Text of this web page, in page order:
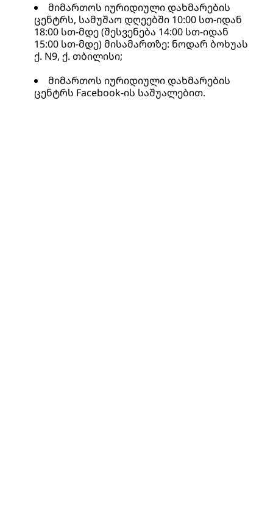
მიმართოს იურიდიული დახმარების
ცენტრს, სამუშაო დღეებში 10:00 სთ-იდან
18:00 სთ-მდე (შესვენება 14:00 სთ-იდან
15:00 სთ-მდე) მისამართზე: ნოდარ ბოხუას
ქ. N9, ქ. თბილისი;
მიმართოს იურიდიული დახმარების
ცენტრს Facebook-ის საშუალებით.